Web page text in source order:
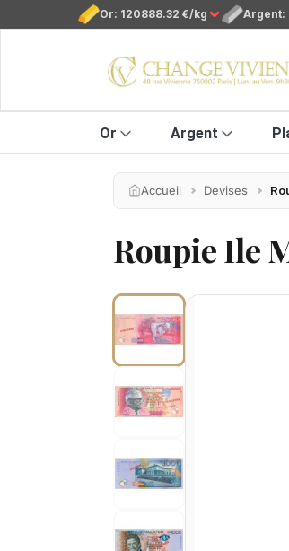
Or: 120888.32 €/kg Argent:
Or Argent
Accueil Devises
Roupie Ile